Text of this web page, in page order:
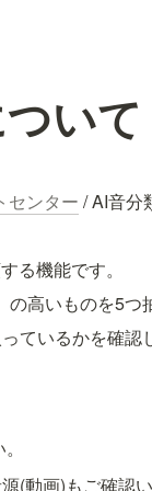
いて
センター / AI音分
る機能です。
高いものを5つ
ているかを確
画)もご確認い